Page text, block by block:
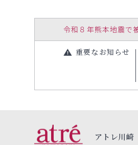
令和８年熊本地震で
重要なお知らせ
アトレ川崎